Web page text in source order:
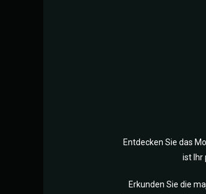
Entdecken Sie das
ist Ihr
Erkunden Sie die